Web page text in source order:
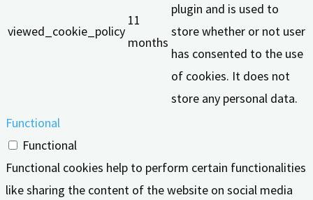
viewed_cookie_policy
11
months
plugin and is used to
store whether or not user
has consented to the use
of cookies. It does not
store any personal data.
Functional
Functional
Functional cookies help to perform certain functionalities
like sharing the content of the website on social media